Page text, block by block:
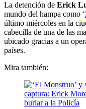
La detención de Erick
mundo del hampa como ‘
último miércoles en la
cabecilla de una de las
ubicado gracias a un
países.
Mira también: